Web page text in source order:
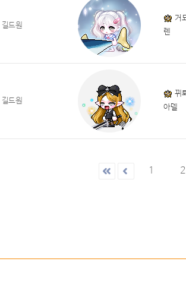
길드원
거
렌
길드원
뀌
아델
1 2